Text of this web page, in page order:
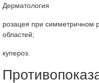
Дерматология
розацея при симметричном
областей;
купероз.